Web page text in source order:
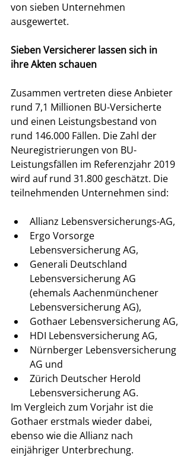
von sieben Unternehmen
ausgewertet.
Sieben Versicherer lassen sich in
ihre Akten schauen
Zusammen vertreten diese Anbieter
rund 7,1 Millionen BU-Versicherte
und einen Leistungsbestand von
rund 146.000 Fällen. Die Zahl der
Neuregistrierungen von BU-
Leistungsfällen im Referenzjahr 2019
wird auf rund 31.800 geschätzt. Die
teilnehmenden Unternehmen sind:
Allianz Lebensversicherungs-AG,
Ergo Vorsorge
Lebensversicherung AG,
Generali Deutschland
Lebensversicherung AG
(ehemals Aachenmünchener
Lebensversicherung AG),
Gothaer Lebensversicherung AG,
HDI Lebensversicherung AG,
Nürnberger Lebensversicherung
AG und
Zürich Deutscher Herold
Lebensversicherung AG.
Im Vergleich zum Vorjahr ist die
Gothaer erstmals wieder dabei,
ebenso wie die Allianz nach
einjähriger Unterbrechung.